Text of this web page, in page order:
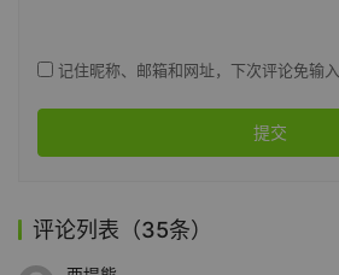
记住昵称、邮箱和网址，下次评论免输入
提交
评论列表（35条）